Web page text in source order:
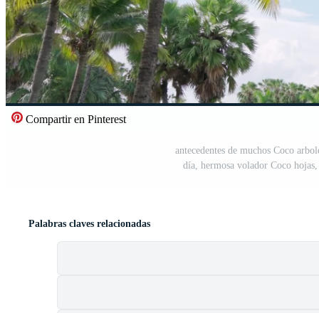
Compartir en Pinterest
antecedentes de muchos Coco
día, hermosa volador Coco
Palabras claves relacionadas